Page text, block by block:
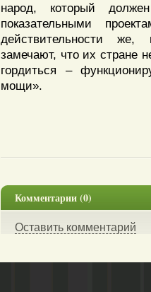
народ, который
показательными
действительности же,
замечают, что их стране
гордиться –
мощи».
Комментарии (0)
Оставить комментарий